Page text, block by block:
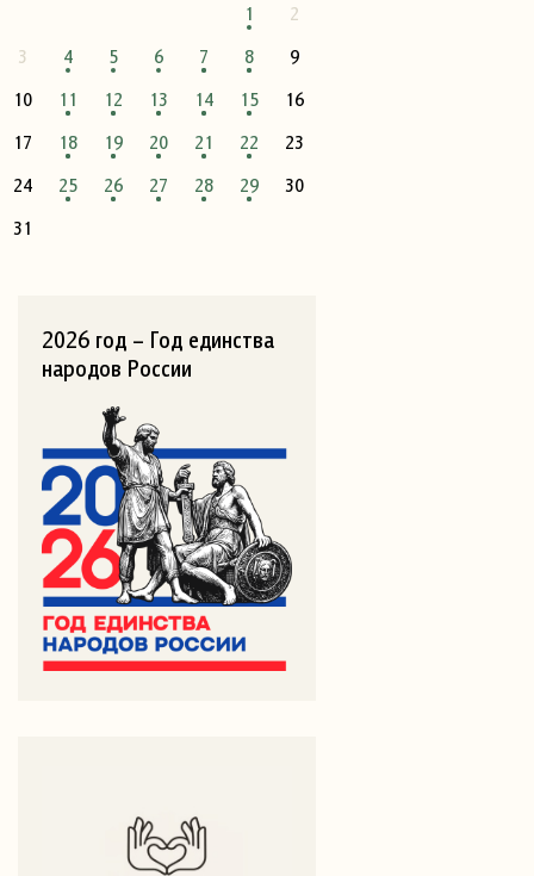
1
2
3
4 5 6 7 8
9
10
11 12 13 14 15
16
17
18 19 20 21 22
23
24
25 26 27 28 29
30
31
2026 год – Год единства
народов России